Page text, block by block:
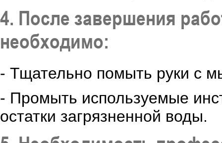
4. После завершения
необходимо:
- Тщательно помыть руки с
- Промыть используемые
остатки загрязненной воды.